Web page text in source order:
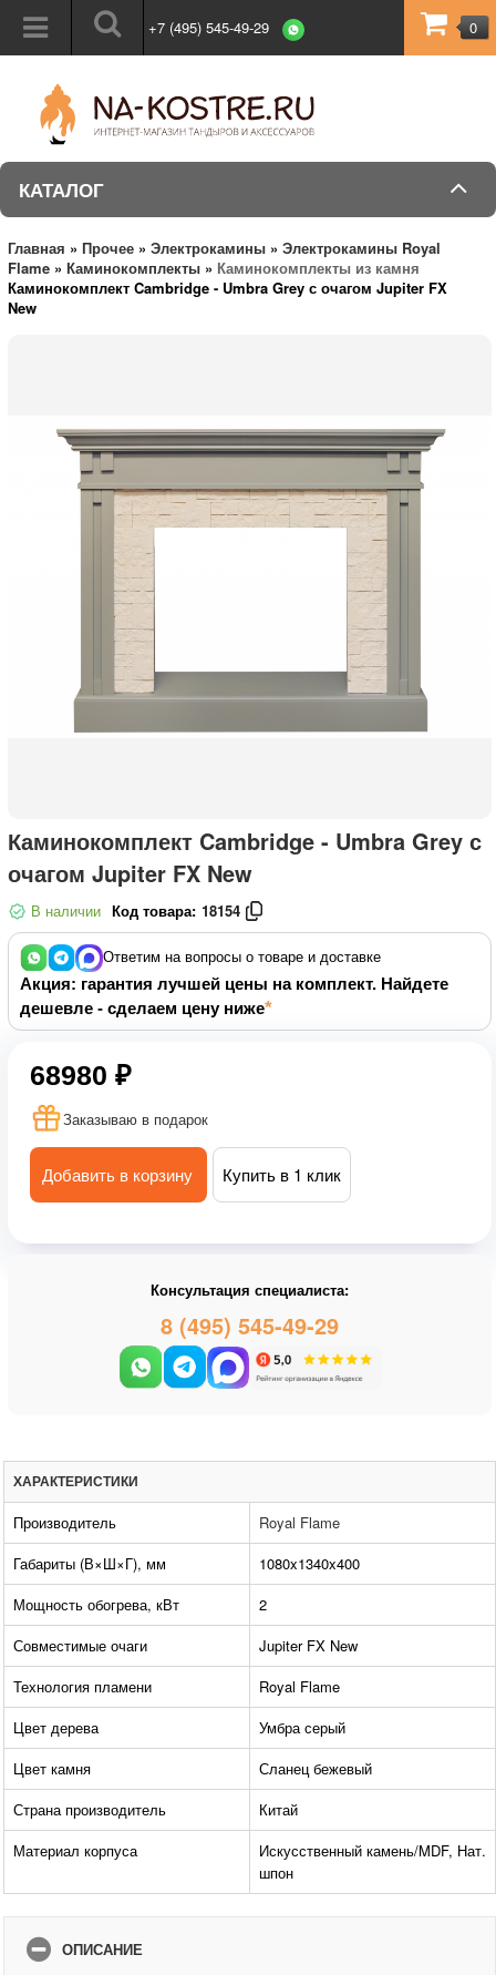
+7 (495) 545-49-29 0
КАТАЛОГ
Главная » Прочее » Электрокамины » Электрокамины Royal
Flame » Каминокомплекты » Каминокомплекты из камня
Каминокомплект Cambridge - Umbra Grey с очагом Jupiter FX
New
Каминокомплект Cambridge - Umbra Grey с
очагом Jupiter FX New
В наличии Код товара: 18154
Ответим на вопросы о товаре и доставке
Акция: гарантия лучшей цены на комплект. Найдете
дешевле - сделаем цену ниже
68980 ₽
Заказываю в подарок
Добавить в корзину Купить в 1 клик
Консультация специалиста:
8 (495) 545-49-29
ХАРАКТЕРИСТИКИ
Производитель
Royal Flame
Габариты (В×Ш×Г), мм
1080x1340x400
Мощность обогрева, кВт
2
Совместимые очаги
Jupiter FX New
Технология пламени
Royal Flame
Цвет дерева
Умбра серый
Цвет камня
Сланец бежевый
Страна производитель
Китай
Материал корпуса
Искусственный камень/MDF, Нат.
шпон
ОПИСАНИЕ